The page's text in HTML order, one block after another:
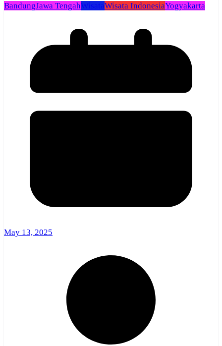
BandungJawa TengahWisataWisata IndonesiaYogyakarta
May 13, 2025